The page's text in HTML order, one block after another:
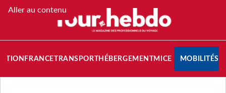
Aller au contenu
FRANCETRANSPORT HÉBERGEMENTMICE MOBILITÉS